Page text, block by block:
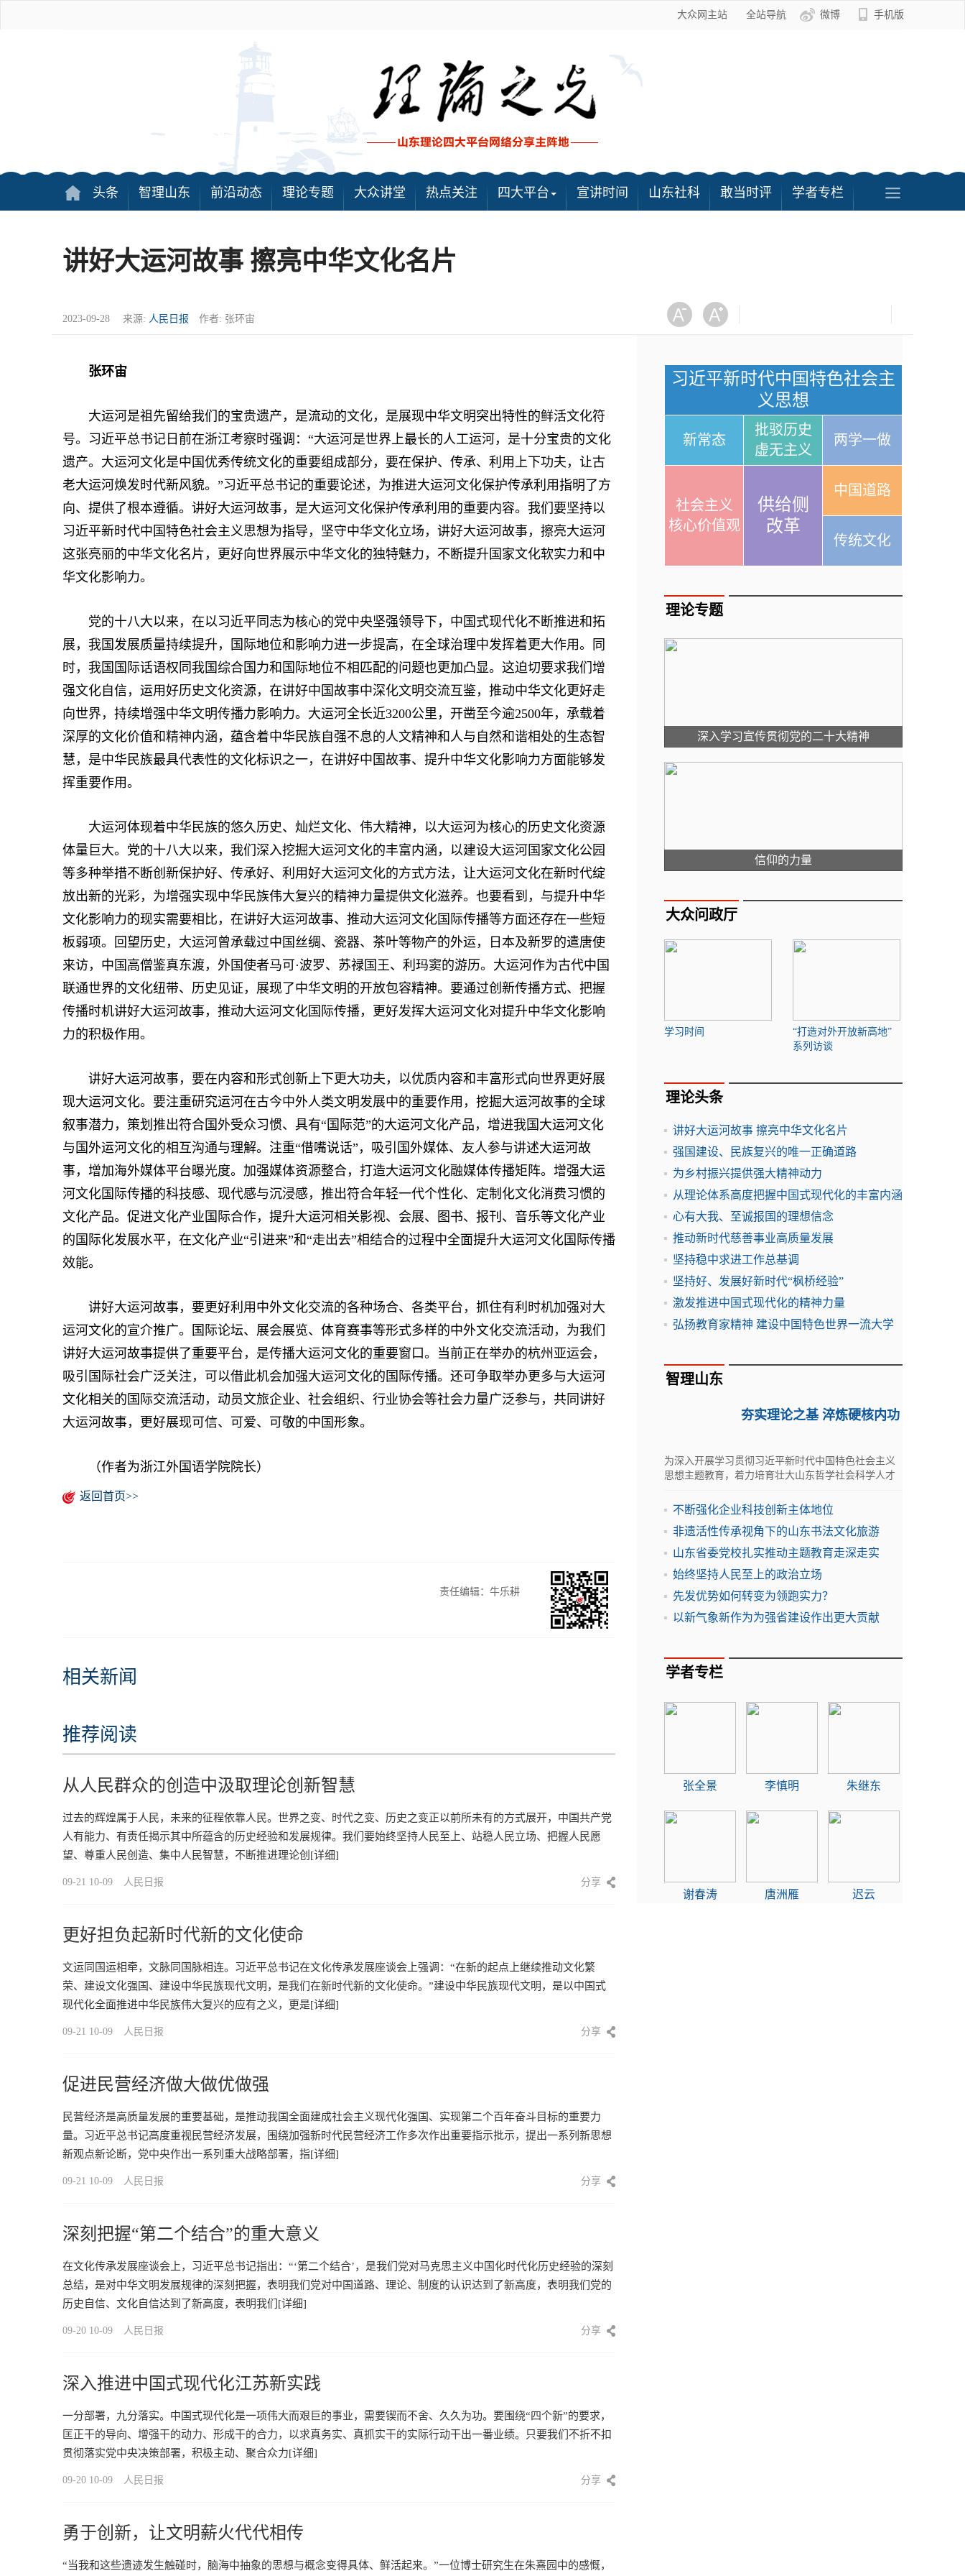
大众网主站 全站导航 微博 手机版
头条 智理山东 前沿动态 理论专题 大众讲堂 热点关注 四大平台 宣讲时间 山东社科 敢当时评 学者专栏
讲好大运河故事 擦亮中华文化名片
2023-09-28 来源: 人民日报 作者: 张环宙
张环宙
大运河是祖先留给我们的宝贵遗产，是流动的文化，是展现中华文明突出特性的鲜活文化符
号。习近平总书记日前在浙江考察时强调：“大运河是世界上最长的人工运河，是十分宝贵的文化
遗产。大运河文化是中国优秀传统文化的重要组成部分，要在保护、传承、利用上下功夫，让古
老大运河焕发时代新风貌。”习近平总书记的重要论述，为推进大运河文化保护传承利用指明了方
向、提供了根本遵循。讲好大运河故事，是大运河文化保护传承利用的重要内容。我们要坚持以
习近平新时代中国特色社会主义思想为指导，坚守中华文化立场，讲好大运河故事，擦亮大运河
这张亮丽的中华文化名片，更好向世界展示中华文化的独特魅力，不断提升国家文化软实力和中
华文化影响力。
党的十八大以来，在以习近平同志为核心的党中央坚强领导下，中国式现代化不断推进和拓
展，我国发展质量持续提升，国际地位和影响力进一步提高，在全球治理中发挥着更大作用。同
时，我国国际话语权同我国综合国力和国际地位不相匹配的问题也更加凸显。这迫切要求我们增
强文化自信，运用好历史文化资源，在讲好中国故事中深化文明交流互鉴，推动中华文化更好走
向世界，持续增强中华文明传播力影响力。大运河全长近3200公里，开凿至今逾2500年，承载着
深厚的文化价值和精神内涵，蕴含着中华民族自强不息的人文精神和人与自然和谐相处的生态智
慧，是中华民族最具代表性的文化标识之一，在讲好中国故事、提升中华文化影响力方面能够发
挥重要作用。
大运河体现着中华民族的悠久历史、灿烂文化、伟大精神，以大运河为核心的历史文化资源
体量巨大。党的十八大以来，我们深入挖掘大运河文化的丰富内涵，以建设大运河国家文化公园
等多种举措不断创新保护好、传承好、利用好大运河文化的方式方法，让大运河文化在新时代绽
放出新的光彩，为增强实现中华民族伟大复兴的精神力量提供文化滋养。也要看到，与提升中华
文化影响力的现实需要相比，在讲好大运河故事、推动大运河文化国际传播等方面还存在一些短
板弱项。回望历史，大运河曾承载过中国丝绸、瓷器、茶叶等物产的外运，日本及新罗的遣唐使
来访，中国高僧鉴真东渡，外国使者马可·波罗、苏禄国王、利玛窦的游历。大运河作为古代中国
联通世界的文化纽带、历史见证，展现了中华文明的开放包容精神。要通过创新传播方式、把握
传播时机讲好大运河故事，推动大运河文化国际传播，更好发挥大运河文化对提升中华文化影响
力的积极作用。
讲好大运河故事，要在内容和形式创新上下更大功夫，以优质内容和丰富形式向世界更好展
现大运河文化。要注重研究运河在古今中外人类文明发展中的重要作用，挖掘大运河故事的全球
叙事潜力，策划推出符合国外受众习惯、具有“国际范”的大运河文化产品，增进我国大运河文化
与国外运河文化的相互沟通与理解。注重“借嘴说话”，吸引国外媒体、友人参与讲述大运河故
事，增加海外媒体平台曝光度。加强媒体资源整合，打造大运河文化融媒体传播矩阵。增强大运
河文化国际传播的科技感、现代感与沉浸感，推出符合年轻一代个性化、定制化文化消费习惯的
文化产品。促进文化产业国际合作，提升大运河相关影视、会展、图书、报刊、音乐等文化产业
的国际化发展水平，在文化产业“引进来”和“走出去”相结合的过程中全面提升大运河文化国际传播
效能。
讲好大运河故事，要更好利用中外文化交流的各种场合、各类平台，抓住有利时机加强对大
运河文化的宣介推广。国际论坛、展会展览、体育赛事等形式多样的中外文化交流活动，为我们
讲好大运河故事提供了重要平台，是传播大运河文化的重要窗口。当前正在举办的杭州亚运会，
吸引国际社会广泛关注，可以借此机会加强大运河文化的国际传播。还可争取举办更多与大运河
文化相关的国际交流活动，动员文旅企业、社会组织、行业协会等社会力量广泛参与，共同讲好
大运河故事，更好展现可信、可爱、可敬的中国形象。
（作者为浙江外国语学院院长）
返回首页>>
责任编辑：牛乐耕
相关新闻
推荐阅读
从人民群众的创造中汲取理论创新智慧
过去的辉煌属于人民，未来的征程依靠人民。世界之变、时代之变、历史之变正以前所未有的方式展开，中国共产党
人有能力、有责任揭示其中所蕴含的历史经验和发展规律。我们要始终坚持人民至上、站稳人民立场、把握人民愿
望、尊重人民创造、集中人民智慧，不断推进理论创 [详细]
09-21 10-09 人民日报 分享
更好担负起新时代新的文化使命
文运同国运相牵，文脉同国脉相连。习近平总书记在文化传承发展座谈会上强调：“在新的起点上继续推动文化繁
荣、建设文化强国、建设中华民族现代文明，是我们在新时代新的文化使命。”建设中华民族现代文明，是以中国式
现代化全面推进中华民族伟大复兴的应有之义，更是[详细]
09-21 10-09 人民日报 分享
促进民营经济做大做优做强
民营经济是高质量发展的重要基础，是推动我国全面建成社会主义现代化强国、实现第二个百年奋斗目标的重要力
量。习近平总书记高度重视民营经济发展，围绕加强新时代民营经济工作多次作出重要指示批示，提出一系列新思想
新观点新论断，党中央作出一系列重大战略部署，指[详细]
09-21 10-09 人民日报 分享
深刻把握“第二个结合”的重大意义
在文化传承发展座谈会上，习近平总书记指出：“‘第二个结合’，是我们党对马克思主义中国化时代化历史经验的深刻
总结，是对中华文明发展规律的深刻把握，表明我们党对中国道路、理论、制度的认识达到了新高度，表明我们党的
历史自信、文化自信达到了新高度，表明我们 [详细]
09-20 10-09 人民日报 分享
深入推进中国式现代化江苏新实践
一分部署，九分落实。中国式现代化是一项伟大而艰巨的事业，需要锲而不舍、久久为功。要围绕“四个新”的要求，
匡正干的导向、增强干的动力、形成干的合力，以求真务实、真抓实干的实际行动干出一番业绩。只要我们不折不扣
贯彻落实党中央决策部署，积极主动、聚合众力[详细]
09-20 10-09 人民日报 分享
勇于创新，让文明薪火代代相传
“当我和这些遗迹发生触碰时，脑海中抽象的思想与概念变得具体、鲜活起来。”一位博士研究生在朱熹园中的感慨，
习近平新时代中国特色社会主
义思想
新常态
批驳历史
虚无主义
两学一做
社会主义
核心价值观
供给侧
改革
中国道路
传统文化
理论专题
深入学习宣传贯彻党的二十大精神
信仰的力量
大众问政厅
学习时间
“打造对外开放新高地”
系列访谈
理论头条
讲好大运河故事 擦亮中华文化名片
强国建设、民族复兴的唯一正确道路
为乡村振兴提供强大精神动力
从理论体系高度把握中国式现代化的丰富内涵
心有大我、至诚报国的理想信念
推动新时代慈善事业高质量发展
坚持稳中求进工作总基调
坚持好、发展好新时代“枫桥经验”
激发推进中国式现代化的精神力量
弘扬教育家精神 建设中国特色世界一流大学
智理山东
夯实理论之基 淬炼硬核内功
为深入开展学习贯彻习近平新时代中国特色社会主义
思想主题教育，着力培育壮大山东哲学社会科学人才
课在滨州举行
不断强化企业科技创新主体地位
非遗活性传承视角下的山东书法文化旅游
山东省委党校扎实推动主题教育走深走实
始终坚持人民至上的政治立场
先发优势如何转变为领跑实力？
以新气象新作为为强省建设作出更大贡献
学者专栏
张全景 李慎明 朱继东
谢春涛 唐洲雁 迟云